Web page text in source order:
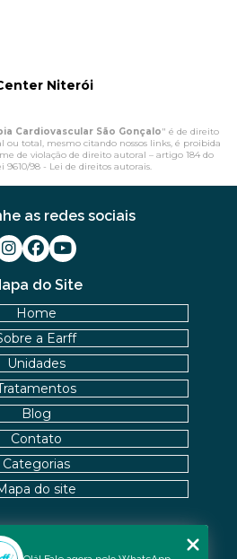
Niterói
Cardiovascular São Gonçalo" é de direito
ou total, mesmo citando nossos links, é proibida
de violação de direito autoral – artigo 184 do
9610/98 - Lei de direitos autorais.
do Site
Home
Sobre a Earff
Unidades
Tratamentos
Blog
Contato
Categorias
Mapa do site
as redes sociais